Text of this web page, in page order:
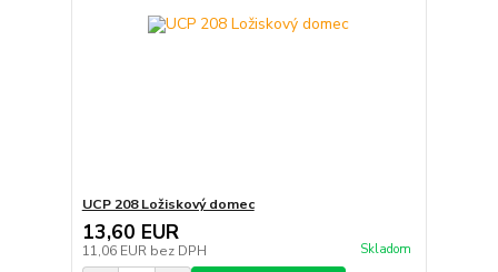
UCP 208 Ložiskový domec
13,60 EUR
11,06 EUR bez DPH Skladom